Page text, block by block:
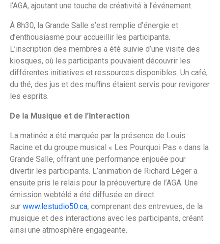
l’AGA, ajoutant une touche de créativité à l’événement.
À 8h30, la Grande Salle s’est remplie d’énergie et
d’enthousiasme pour accueillir les participants.
L’inscription des membres a été suivie d’une visite des
kiosques, où les participants pouvaient découvrir les
différentes initiatives et ressources disponibles. Un café,
du thé, des jus et des muffins étaient servis pour revigorer
les esprits.
De la Musique et de l’Interaction
La matinée a été marquée par la présence de Louis
Racine et du groupe musical « Les Pourquoi Pas » dans la
Grande Salle, offrant une performance enjouée pour
divertir les participants. L’animation de Richard Léger a
ensuite pris le relais pour la préouverture de l’AGA. Une
émission webtélé a été diffusée en direct
sur www.lestudio50.ca, comprenant des entrevues, de la
musique et des interactions avec les participants, créant
ainsi une atmosphère engageante.